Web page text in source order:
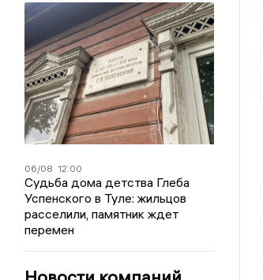
06/08 12:00
Судьба дома детства Глеба
Успенского в Туле: жильцов
расселили, памятник ждет
перемен